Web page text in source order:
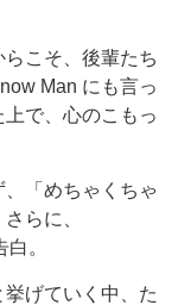
こそ、後輩たち
Man にも言っ
で、心のこもっ
「めちゃくちゃ
らに、
。
げていく中、た